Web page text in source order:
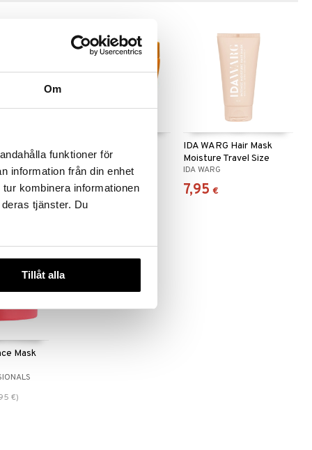
Om
funktioner för
information från din enhet
kombinera informationen
tjänster. Du
Tillåt alla
Boost Hair Mask
ARGANMIDAS
15,95 €
IDA WARG Hair Mask
Moisture Travel Size
IDA WARG
7,95 €
Mask
€)
-37%